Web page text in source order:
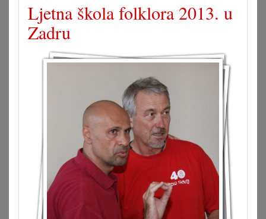
Ljetna škola folklora 2013. u
Zadru